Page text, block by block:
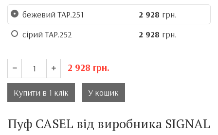
бежевий TAP.251
2 928 грн.
сірий TAP.252
2 928 грн.
2 928 грн.
Купити в 1 клік У кошик
Пуф CASEL від виробника SIGNAL